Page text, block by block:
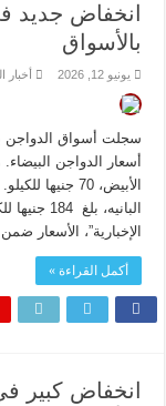
انخفاض جديد
بالأسواق
يونيو 12, 2026 أخبار
سجلت أسواق الدواجن
أسعار الدواجن
الإخبارية”، الأسعار
أكمل القراءة »
انخفاض كبير